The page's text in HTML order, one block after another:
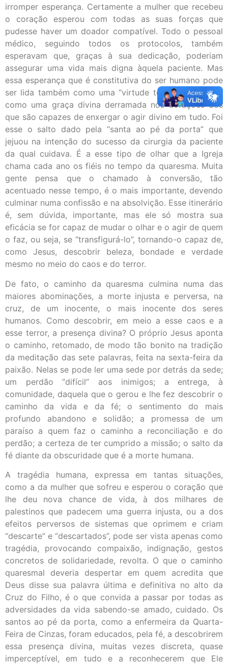
irromper esperança. Certamente a mulher que recebeu
o coração esperou com todas as suas forças que
pudesse haver um doador compatível. Todo o pessoal
médico, seguindo todos os protocolos, também
esperavam que, graças à sua dedicação, poderiam
assegurar uma vida mais digna àquela paciente. Mas
essa esperança que é constitutiva do ser humano pode
ser lida também como uma “virtude teologal”, ou seja,
como uma graça divina derramada nos corações dos
que são capazes de enxergar o agir divino em tudo. Foi
esse o salto dado pela “santa ao pé da porta” que
jejuou na intenção do sucesso da cirurgia da paciente
da qual cuidava. É a esse tipo de olhar que a Igreja
chama cada ano os fiéis no tempo da quaresma. Muita
gente pensa que o chamado à conversão, tão
acentuado nesse tempo, é o mais importante, devendo
culminar numa confissão e na absolvição. Esse itinerário
é, sem dúvida, importante, mas ele só mostra sua
eficácia se for capaz de mudar o olhar e o agir de quem
o faz, ou seja, se “transfigurá-lo”, tornando-o capaz de,
como Jesus, descobrir beleza, bondade e verdade
mesmo no meio do caos e do terror.
De fato, o caminho da quaresma culmina numa das
maiores abominações, a morte injusta e perversa, na
cruz, de um inocente, o mais inocente dos seres
humanos. Como descobrir, em meio a esse caos e a
esse terror, a presença divina? O próprio Jesus aponta
o caminho, retomado, de modo tão bonito na tradição
da meditação das sete palavras, feita na sexta-feira da
paixão. Nelas se pode ler uma sede por detrás da sede;
um perdão “difícil” aos inimigos; a entrega, à
comunidade, daquela que o gerou e lhe fez descobrir o
caminho da vida e da fé; o sentimento do mais
profundo abandono e solidão; a promessa de um
paraíso a quem faz o caminho a reconciliação e do
perdão; a certeza de ter cumprido a missão; o salto da
fé diante da obscuridade que é a morte humana.
A tragédia humana, expressa em tantas situações,
como a da mulher que sofreu e esperou o coração que
lhe deu nova chance de vida, à dos milhares de
palestinos que padecem uma guerra injusta, ou a dos
efeitos perversos de sistemas que oprimem e criam
“descarte” e “descartados”, pode ser vista apenas como
tragédia, provocando compaixão, indignação, gestos
concretos de solidariedade, revolta. O que o caminho
quaresmal deveria despertar em quem acredita que
Deus disse sua palavra última e definitiva no alto da
Cruz do Filho, é o que convida a passar por todas as
adversidades da vida sabendo-se amado, cuidado. Os
santos ao pé da porta, como a enfermeira da Quarta-
Feira de Cinzas, foram educados, pela fé, a descobrirem
essa presença divina, muitas vezes discreta, quase
imperceptível, em tudo e a reconhecerem que Ele